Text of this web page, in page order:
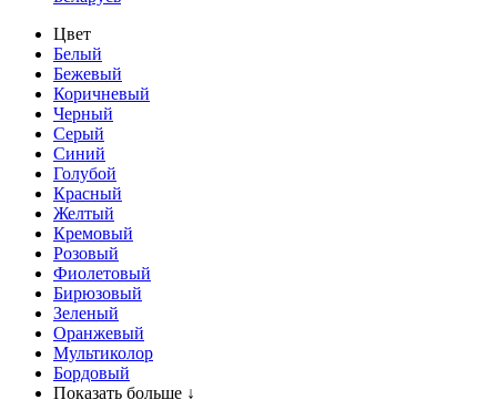
Цвет
Белый
Бежевый
Коричневый
Черный
Серый
Синий
Голубой
Красный
Желтый
Кремовый
Розовый
Фиолетовый
Бирюзовый
Зеленый
Оранжевый
Мультиколор
Бордовый
Показать больше ↓